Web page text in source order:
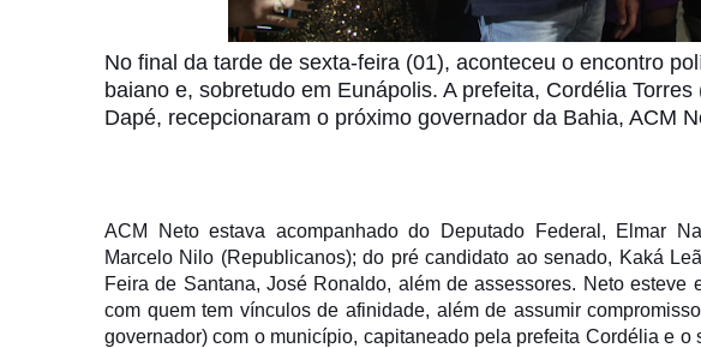
No final da tarde de sexta-feira (01), aconteceu o encontro
baiano e, sobretudo em Eunápolis. A prefeita, Cordélia
Dapé, recepcionaram o próximo governador da Bahia, ACM
ACM Neto estava acompanhado do Deputado Federal, Elmar
Marcelo Nilo (Republicanos); do pré candidato ao senado, Kaká
Feira de Santana, José Ronaldo, além de assessores. Neto
com quem tem vínculos de afinidade, além de assumir
governador) com o município, capitaneado pela prefeita Cordélia e